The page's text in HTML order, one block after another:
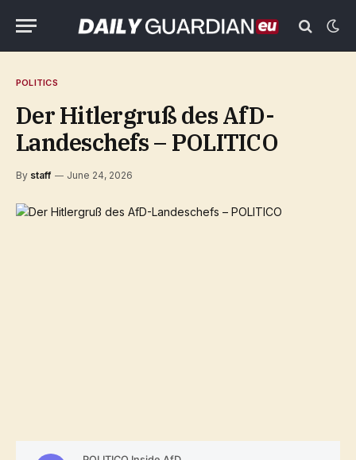
POLITICS
Der Hitlergruß des AfD-
Landeschefs – POLITICO
By staff June 24, 2026